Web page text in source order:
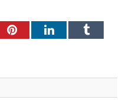
PinterestLinkedInTumblr